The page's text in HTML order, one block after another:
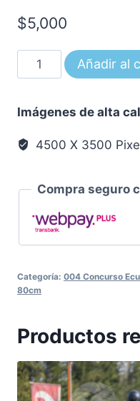
$5,000
La
00653
cantidad
Añadir al
Imágenes de alta
4500 X 3500
Compra seguro
Categoría: 004 Concurso
80cm
Productos